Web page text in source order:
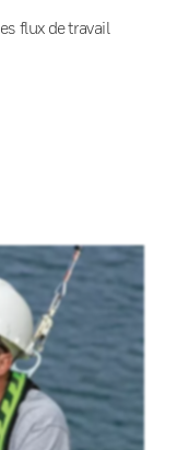
flux de travail